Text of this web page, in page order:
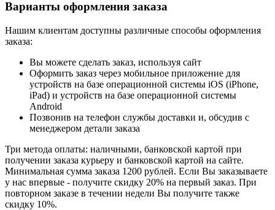
Варианты оформления заказа
Нашим клиентам доступны различные способы оформления
заказа:
Вы можете сделать заказ, используя сайт
Оформить заказ через мобильное приложение для
устройств на базе операционной системы iOS (iPhone,
iPad) и устройств на базе операционной системы
Android
Позвонив на телефон службы доставки и, обсудив с
менеджером детали заказа
Три метода оплаты: наличными, банковской картой при
получении заказа курьеру и банковской картой на сайте.
Минимальная сумма заказа 1200 рублей. Если Вы заказываете
у нас впервые - получите скидку 20% на первый заказ. При
повторном заказе в течении недели Вы получите также
скидку 10%.